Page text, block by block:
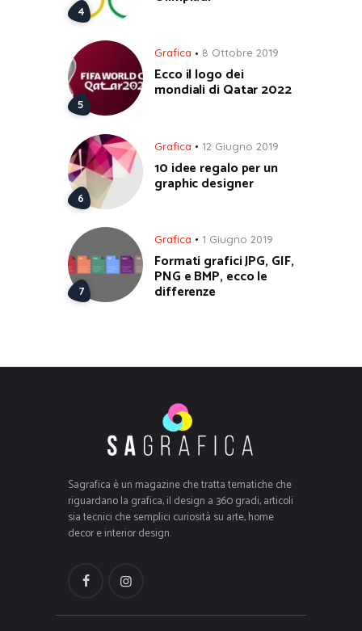
Grafica 8 Ottobre 2019
Ecco il logo dei
mondiali di Qatar 2022
Grafica 12 Giugno 2019
10 idee regalo per un
graphic designer
Grafica 1 Giugno 2019
Formati grafici JPG, GIF,
PNG e BMP, ecco le
differenze
Sagrafica è un magazine che tratta tematiche che
riguardano la grafica, il design a 360 gradi, articoli
sia tecnici che semplici curiosità su arte, home
decor e interior design.